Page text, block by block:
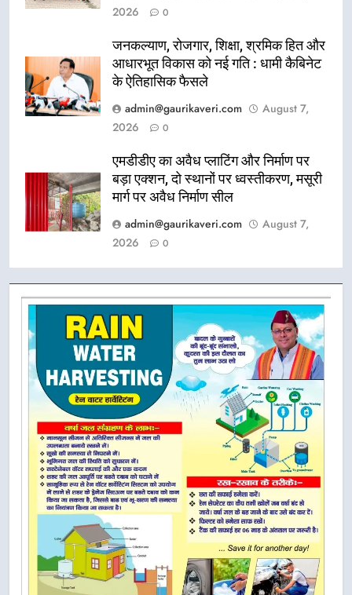
2026
0
जनकल्याण, रोजगार, शिक्षा, श्रमिक हित और
आधारभूत विकास को नई गति : धामी कैबिनेट
के ऐतिहासिक फैसले
admin@gaurikaveri.com
August 7,
2026
0
एमडीडीए का अवैध प्लाटिंग और निर्माण पर
बड़ा एक्शन, दो स्थानों पर ध्वस्तीकरण, मसूरी
मार्ग पर अवैध निर्माण सील
admin@gaurikaveri.com
August 7,
2026
0